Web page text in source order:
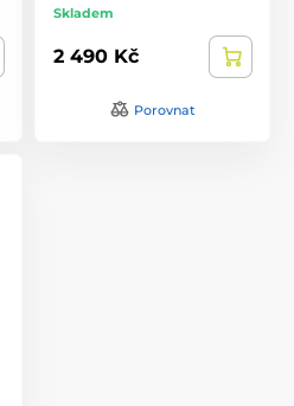
Skladem
2 490 Kč
Porovnat